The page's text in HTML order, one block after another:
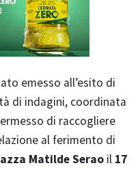
emesso all’esito di
di indagini, coordinata
di raccogliere
al ferimento di
Matilde Serao il 17